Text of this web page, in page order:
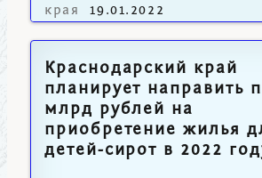
края
19.01.2022
Краснодарский край
планирует направить
млрд рублей на
приобретение жилья
детей-сирот в 2022